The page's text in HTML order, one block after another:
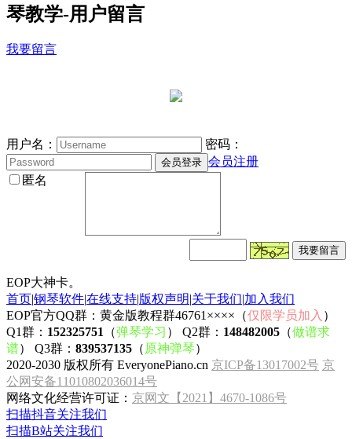
琴教学-用户留言
我要留言
用户名：
密码：
会员注册
匿名
EOP大神卡。
首页|钢琴软件|在线支持|版权声明|关于我们|加入我们
EOP官方QQ群：黄金版教程群46761××××（仅限学员加入 ）
Q1群： 152325751 （弹琴学习 ） Q2群： 148482005 （做谱求
谱） Q3群： 839537135 （原神弹琴）
2020-2030 版权所有 EveryonePiano.cn 京ICP备13017002号 京
公网安备11010802036014号
网络文化经营许可证： 京网文【2021】4670-1086号
扫描抖音关注我们
扫描B站关注我们